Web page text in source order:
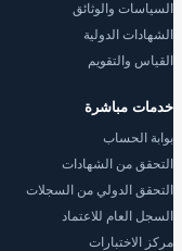
السياسات والوثائق
الشهادات الدولية
القياس والتقويم
خدمات مباشرة
بوابة الحساب
التحقق من الشهادات
التحقق الدولي من السجلات
السجل العام للاعتماد
مركز الاختبارات